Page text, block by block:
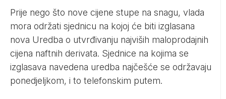
Prije nego što nove cijene stupe na snagu, vlada
mora održati sjednicu na kojoj će biti izglasana
nova Uredba o utvrđivanju najviših maloprodajnih
cijena naftnih derivata. Sjednice na kojima se
izglasava navedena uredba najčešće se održavaju
ponedjeljkom, i to telefonskim putem.